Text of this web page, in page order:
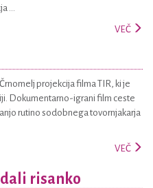
...
VEČ
projekcija filma TIR, ki je
Dokumentarno-igrani film ceste
rutino sodobnega tovornjakarja
VEČ
risanko